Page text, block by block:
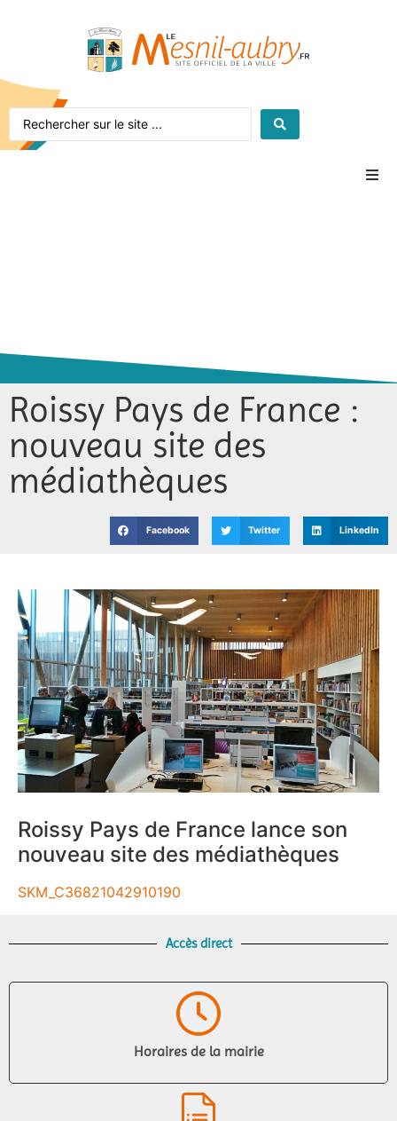
Vie pratique
Jeunesse
Vie associative
Roissy Pays de France :
nouveau site des
médiathèques
Facebook Twitter LinkedIn
Roissy Pays de France lance son
nouveau site des médiathèques
SKM_C36821042910190
Accès direct
Horaires de la mairie